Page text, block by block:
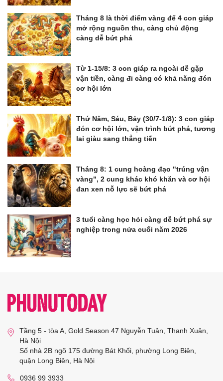
Tháng 8 là thời điểm vàng để 4 con giáp
mở rộng nguồn thu, càng chủ động
càng dễ bứt phá
Từ 1-15/8: 3 con giáp ra ngoài dễ gặp
vận tiền, càng đi càng có khả năng đón
cơ hội lớn
Thứ Năm, Sáu, Bảy (30/7-1/8): 3 con giáp
đón cơ hội lớn, vận trình bứt phá, tương
lai giàu sang thẳng tiến
Tháng 8: 1 cung hoàng đạo "trúng vận
vàng", 2 cung khác khó khăn và cơ hội
đan xen nỗ lực sẽ bứt phá
3 tuổi càng học hỏi càng dễ bứt phá sự
nghiệp trong nửa cuối năm 2026
Tầng 5 - tòa A, Gold Season 47 Nguyễn Tuân, Thanh Xuân,
Hà Nội
Số nhà 2B ngõ 175 đường Bát Khối, phường Long Biên,
quận Long Biên, Hà Nội
0936 99 3933